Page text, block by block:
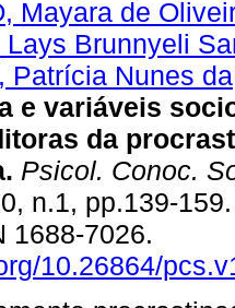
Mayara de
Lays Brunnyeli
Patrícia Nunes da
e variáveis
da
Psicol. Conoc.
n.1, pp.139-
1688-7026.
10.26864/